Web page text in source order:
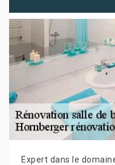
Expert dans le